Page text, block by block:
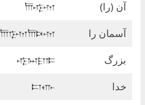
آن (را)
𐎠𐎺𐎶
آسمان را
𐎠𐎿𐎶𐎠𐎴𐎶
بزرگ
𐎺𐏀𐎼𐎣
خدا
𐎲𐎥